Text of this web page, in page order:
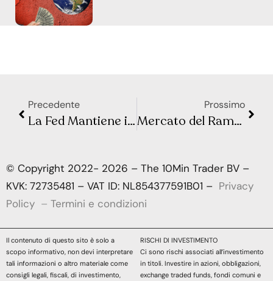
Precedente
La Fed Mantiene i Tassi: Cosa Significa per Investitori e Mercati
Prossimo
Mercato del Rame a Rischio di Squeeze: Una Nuova Sfida per l’Economia Globale
© Copyright 2022- 2026 – The 10Min Trader BV –
KVK: 72735481 – VAT ID: NL854377591B01 – Privacy
Policy – Termini e condizioni
Il contenuto di questo sito è solo a
scopo informativo, non devi interpretare
tali informazioni o altro materiale come
consigli legali, fiscali, di investimento,
RISCHI DI INVESTIMENTO
Ci sono rischi associati all’investimento
in titoli. Investire in azioni, obbligazioni,
exchange traded funds, fondi comuni e